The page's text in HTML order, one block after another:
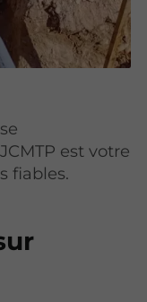
est votre
fiables.